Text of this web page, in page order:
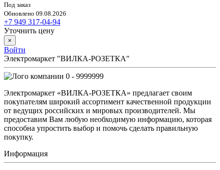
Под заказ
Обновлено 09.08.2026
+7 949 317-04-94
Уточнить цену
×
Войти
Электромаркет "ВИЛКА-РОЗЕТКА"
0 - 9999999
Электромаркет «ВИЛКА-РОЗЕТКА» предлагает своим
покупателям широкий ассортимент качественной продукции
от ведущих российских и мировых производителей. Мы
предоставим Вам любую необходимую информацию, которая
способна упростить выбор и помочь сделать правильную
покупку.
Информация